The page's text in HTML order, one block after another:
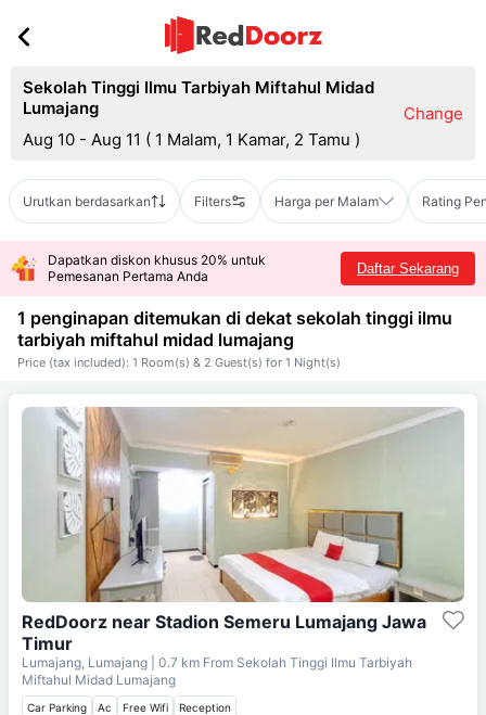
Sekolah Tinggi Ilmu Tarbiyah Miftahul Midad
Lumajang
Aug 10 - Aug 11 ( 1 Malam, 1 Kamar, 2 Tamu )
Change
Urutkan berdasarkan Filters Harga per Malam Rating
Dapatkan diskon khusus 20% untuk
Pemesanan Pertama Anda
Daftar Sekarang
1 penginapan ditemukan di dekat sekolah tinggi ilmu
tarbiyah miftahul midad lumajang
Price (tax included): 1 Room(s) & 2 Guest(s) for 1 Night(s)
RedDoorz near Stadion Semeru Lumajang Jawa
Timur
Lumajang, Lumajang | 0.7 km From Sekolah Tinggi Ilmu Tarbiyah
Miftahul Midad Lumajang
Car Parking Ac Free Wifi Reception